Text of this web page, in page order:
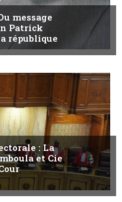
message
Patrick
république
: La
et Cie